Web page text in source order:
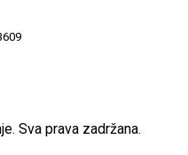
Sva prava zadržana.